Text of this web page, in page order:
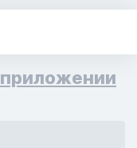
приложении